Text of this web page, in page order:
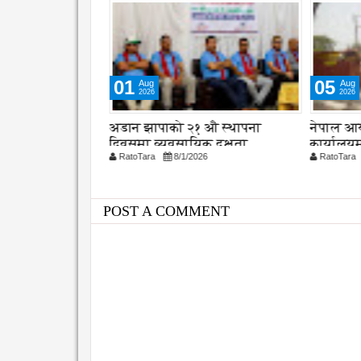
01 Aug
2026
अडान झापाको २१ औ स्थापना
दिवसमा व्यवसायिक दक्षता,
विश्वसनीयता र गुणस्तरमा जोड
RatoTara 8/1/2026
05 Aug
2026
नेपाल
RatoTara
POST A COMMENT